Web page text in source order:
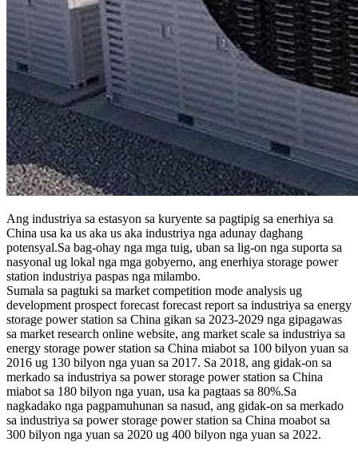
Ang industriya sa estasyon sa kuryente sa pagtipig sa enerhiya sa
China usa ka us aka us aka industriya nga adunay daghang
potensyal.Sa bag-ohay nga mga tuig, uban sa lig-on nga suporta sa
nasyonal ug lokal nga mga gobyerno, ang enerhiya storage power
station industriya paspas nga milambo.
Sumala sa pagtuki sa market competition mode analysis ug
development prospect forecast forecast report sa industriya sa energy
storage power station sa China gikan sa 2023-2029 nga gipagawas
sa market research online website, ang market scale sa industriya sa
energy storage power station sa China miabot sa 100 bilyon yuan sa
2016 ug 130 bilyon nga yuan sa 2017. Sa 2018, ang gidak-on sa
merkado sa industriya sa power storage power station sa China
miabot sa 180 bilyon nga yuan, usa ka pagtaas sa 80%.Sa
nagkadako nga pagpamuhunan sa nasud, ang gidak-on sa merkado
sa industriya sa power storage power station sa China moabot sa
300 bilyon nga yuan sa 2020 ug 400 bilyon nga yuan sa 2022.